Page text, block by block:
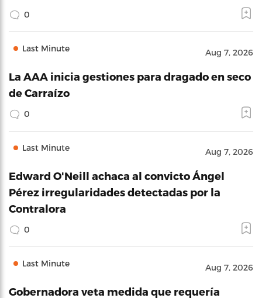
0
Last Minute Aug 7, 2026
La AAA inicia gestiones para dragado en seco
de Carraízo
0
Last Minute Aug 7, 2026
Edward O'Neill achaca al convicto Ángel
Pérez irregularidades detectadas por la
Contralora
0
Last Minute Aug 7, 2026
Gobernadora veta medida que requería